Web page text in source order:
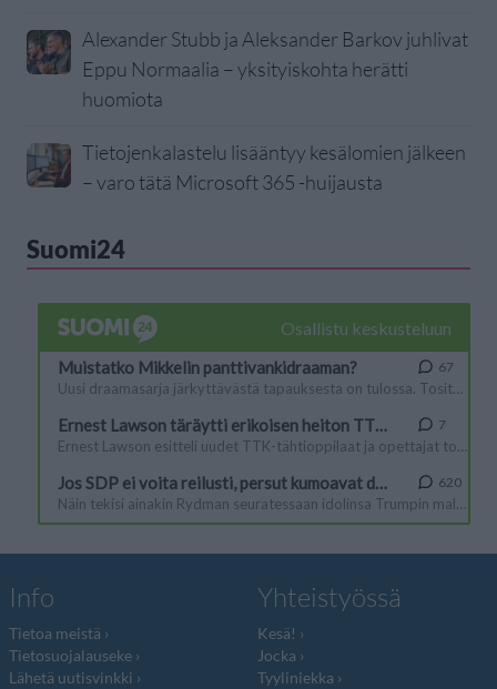
Alexander Stubb ja Aleksander Barkov juhlivat
Eppu Normaalia – yksityiskohta herätti
huomiota
Tietojenkalastelu lisääntyy kesälomien jälkeen
– varo tätä Microsoft 365 -huijausta
Suomi24
Info
Tietoa meistä
Tietosuojalauseke
Lähetä uutisvinkki
Yhteistyössä
Kesä!
Jocka
Tyyliniekka